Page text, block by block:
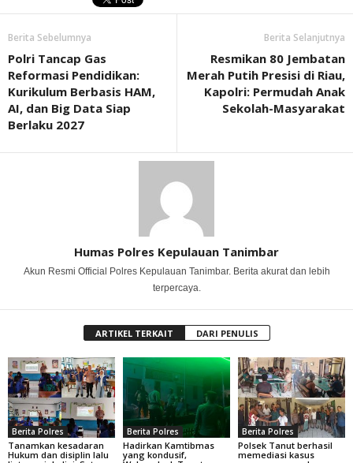
Berita Sebelumnya
Polri Tancap Gas
Reformasi Pendidikan:
Kurikulum Berbasis HAM,
AI, dan Big Data Siap
Berlaku 2027
Berita Selanjutnya
Resmikan 80 Jembatan
Merah Putih Presisi di Riau,
Kapolri: Permudah Anak
Sekolah-Masyarakat
Humas Polres Kepulauan Tanimbar
Akun Resmi Official Polres Kepulauan Tanimbar. Berita akurat dan lebih
terpercaya.
ARTIKEL TERKAIT DARI PENULIS
Berita Polres
Tanamkan kesadaran
Hukum dan disiplin lalu
Berita Polres
Hadirkan Kamtibmas
yang kondusif,
Berita Polres
Polsek Tanut berhasil
memediasi kasus